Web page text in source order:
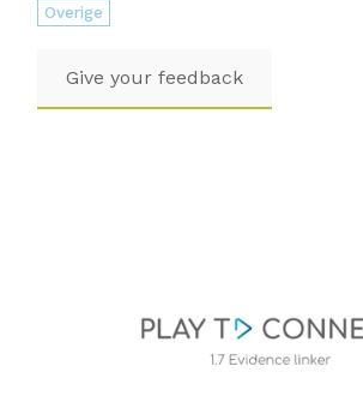
Overige
Give your feedback